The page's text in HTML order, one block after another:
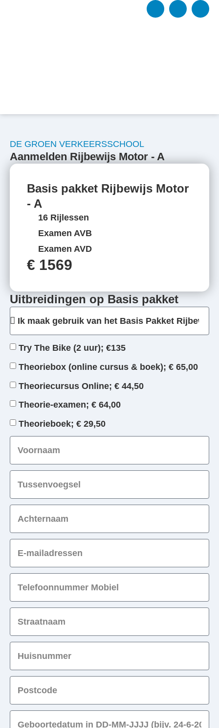
DE GROEN VERKEERSSCHOOL
Aanmelden Rijbewijs Motor - A
Basis pakket Rijbewijs Motor
- A
16 Rijlessen
Examen AVB
Examen AVD
€ 1569
Uitbreidingen op Basis pakket
Try The Bike (2 uur); €135
Theoriebox (online cursus & boek); € 65,00
Theoriecursus Online; € 44,50
Theorie-examen; € 64,00
Theorieboek; € 29,50